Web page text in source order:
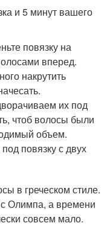
и 5 минут вашего
повязку на
вперед.
накрутить
их под
чтоб волосы были
объем.
повязку с двух
в греческом стиле.
Олимпа, а времени
совсем мало.